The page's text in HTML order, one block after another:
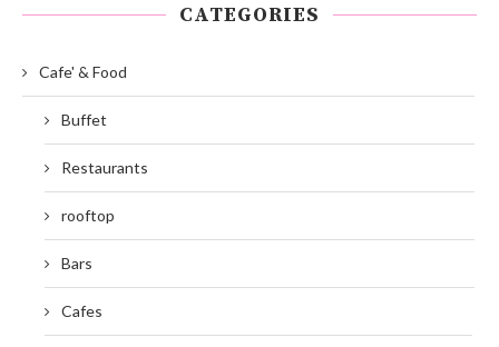
CATEGORIES
Cafe' & Food
Buffet
Restaurants
rooftop
Bars
Cafes